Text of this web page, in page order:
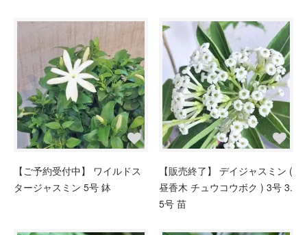
【ご予約受付中】 ワイルドス
タージャスミン 5号 鉢
【販売終了】 デイジャスミン (
昼香木 チュウコウボク ) 3号 3.
5号 苗